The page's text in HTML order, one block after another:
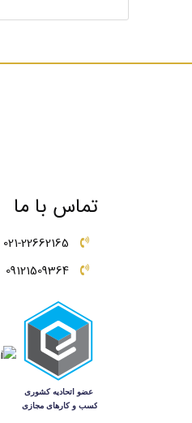
برای یک الماس
ترکیبی
تماس با ما
021-22662165
09121509364